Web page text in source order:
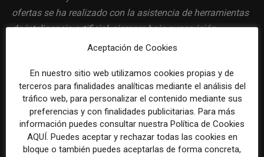
ofertas se ha realizado con la asistencia de herramientas
de inteligencia artificial, siempre bajo supervisión
Previous article
Creator Partner Operations
Manager en Madrid para Tiktok
(contrato temporal)
Next article
Especialista en Marketing y
Comunicación para Iberia
Aceptación de Cookies
En nuestro sitio web utilizamos cookies propias y de
terceros para finalidades analíticas mediante el análisis del
tráfico web, para personalizar el contenido mediante sus
preferencias y con finalidades publicitarias. Para más
información puedes consultar nuestra Política de Cookies
AQUÍ. Puedes aceptar y rechazar todas las cookies en
bloque o también puedes aceptarlas de forma concreta,